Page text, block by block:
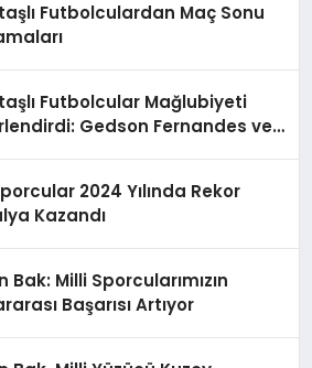
Futbolculardan Maç Sonu
Futbolcular Mağlubiyeti
Gedson Fernandes ve
2024 Yılında Rekor
Kazandı
Bak: Milli Sporcularımızın
Başarısı Artıyor